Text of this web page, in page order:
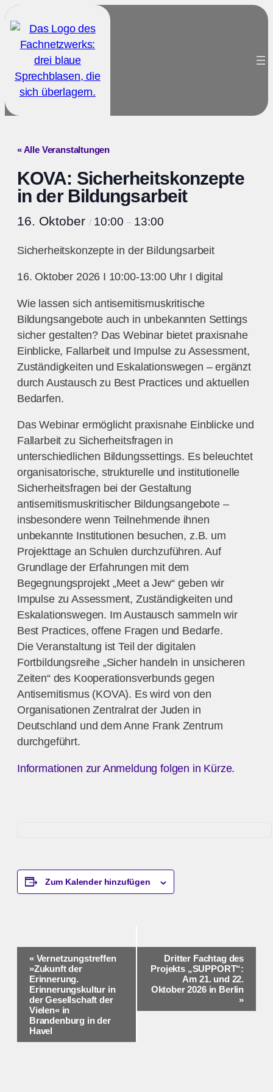
« Alle Veranstaltungen
KOVA: Sicherheitskonzepte
in der Bildungsarbeit
16. Oktober / 10:00 – 13:00
Sicherheitskonzepte in der Bildungsarbeit
16. Oktober 2026 I 10:00-13:00 Uhr I digital
Wie lassen sich antisemitismuskritische
Bildungsangebote auch in unbekannten Settings
sicher gestalten? Das Webinar bietet praxisnahe
Einblicke, Fallarbeit und Impulse zu Assessment,
Zuständigkeiten und Eskalationswegen – ergänzt
durch Austausch zu Best Practices und aktuellen
Bedarfen.
Das Webinar ermöglicht praxisnahe Einblicke und
Fallarbeit zu Sicherheitsfragen in
unterschiedlichen Bildungssettings. Es beleuchtet
organisatorische, strukturelle und institutionelle
Sicherheitsfragen bei der Gestaltung
antisemitismuskritischer Bildungsangebote –
insbesondere wenn Teilnehmende ihnen
unbekannte Institutionen besuchen, z.B. um
Projekttage an Schulen durchzuführen. Auf
Grundlage der Erfahrungen mit dem
Begegnungsprojekt „Meet a Jew“ geben wir
Impulse zu Assessment, Zuständigkeiten und
Eskalationswegen. Im Austausch sammeln wir
Best Practices, offene Fragen und Bedarfe.
Die Veranstaltung ist Teil der digitalen
Fortbildungsreihe „Sicher handeln in unsicheren
Zeiten“ des Kooperationsverbunds gegen
Antisemitismus (KOVA). Es wird von den
Organisationen Zentralrat der Juden in
Deutschland und dem Anne Frank Zentrum
durchgeführt.
Informationen zur Anmeldung folgen in Kürze.
Zum Kalender hinzufügen
Veranstaltung-
Navigation
«Vernetzungstreffen
»Zukunft der
Erinnerung.
Erinnerungskultur in
der Gesellschaft der
Vielen« in
Brandenburg in der
Havel
Dritter Fachtag des
Projekts „SUPPORT“:
Am 21. und 22.
Oktober 2026 in Berlin
»